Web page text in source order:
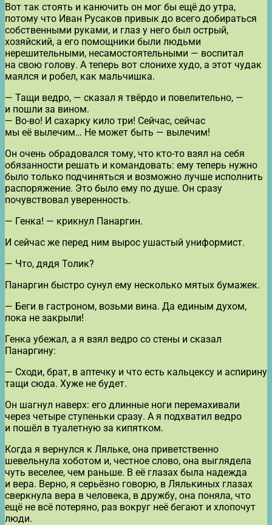
Вот так стоять и канючить он мог бы ещё до утра,
потому что Иван Русаков привык до всего добираться
собственными руками, и глаз у него был острый,
хозяйский, а его помощники были людьми
нерешительными, несамостоятельными — воспитал
на свою голову. А теперь вот слонихе худо, а этот чудак
маялся и робел, как мальчишка.
— Тащи ведро, — сказал я твёрдо и повелительно, —
и пошли за вином.
— Во-во! И сахарку кило три! Сейчас, сейчас
мы её вылечим… Не может быть — вылечим!
Он очень обрадовался тому, что кто-то взял на себя
обязанности решать и командовать: ему теперь нужно
было только подчиняться и возможно лучше исполнить
распоряжение. Это было ему по душе. Он сразу
почувствовал уверенность.
— Генка! — крикнул Панаргин.
И сейчас же перед ним вырос ушастый униформист.
— Что, дядя Толик?
Панаргин быстро сунул ему несколько мятых бумажек.
— Беги в гастроном, возьми вина. Да единым духом,
пока не закрыли!
Генка убежал, а я взял ведро со стены и сказал
Панаргину:
— Сходи, брат, в аптечку и что есть кальцексу и аспирину
тащи сюда. Хуже не будет.
Он шагнул наверх: его длинные ноги перемахивали
через четыре ступеньки сразу. А я подхватил ведро
и пошёл в туалетную за кипятком.
Когда я вернулся к Ляльке, она приветственно
шевельнула хоботом и, честное слово, она выглядела
чуть веселее, чем раньше. В её глазах была надежда
и вера. Верно, я серьёзно говорю, в Лялькиных глазах
сверкнула вера в человека, в дружбу, она поняла, что
ещё не всё потеряно, раз вокруг неё бегают и хлопочут
люди.